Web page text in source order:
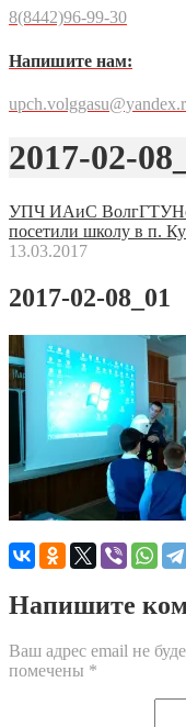
8(8442)96-99-30
Напишите нам:
2017-02-
УПЧ ИАиС ВолгГТУ
посетили школу в п.
13.03.2017
2017-02-08_01
Напишите
Ваш адрес email не
помечены *